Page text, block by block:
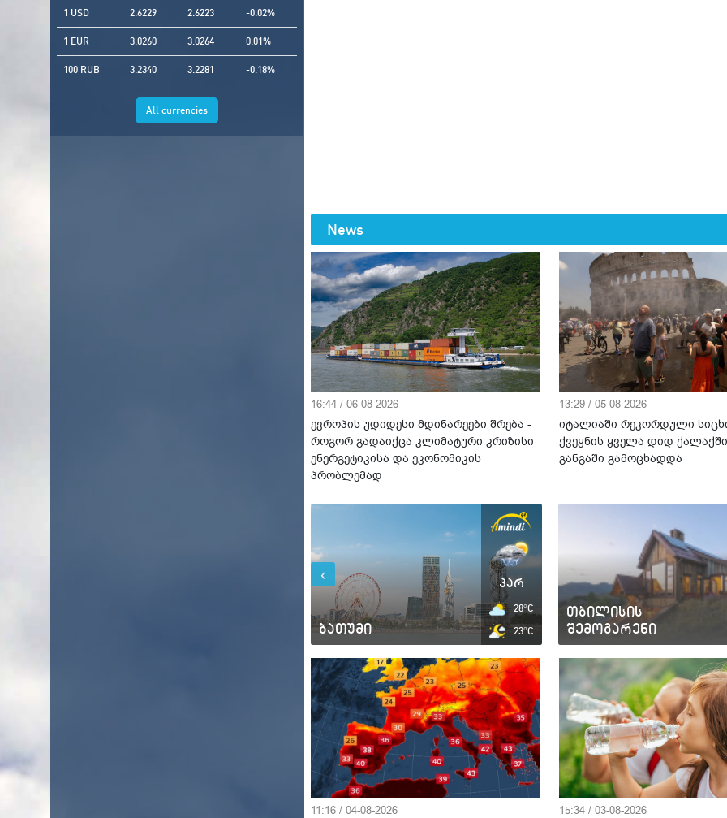
1 USD 2.6229 2.6223 -0.02%
1 EUR 3.0260 3.0264 0.01%
100 RUB 3.2340 3.2281 -0.18%
All currencies
News
16:44 / 06-08-2026
ევროპის უდიდესი მდინარეები შრება -
როგორ გადაიქცა კლიმატური კრიზისი
ენერგეტიკისა და ეკონომიკის
პრობლემად
13:29 / 05-08-2026
იტალიაში რეკორდული
ქვეყნის ყველა დიდ
განგაში გამოცხადდა
ბათუმი
პარ
28°C
23°C
თბილისის
შემოგარენი
‹
11:16 / 04-08-2026 15:34 / 03-08-2026